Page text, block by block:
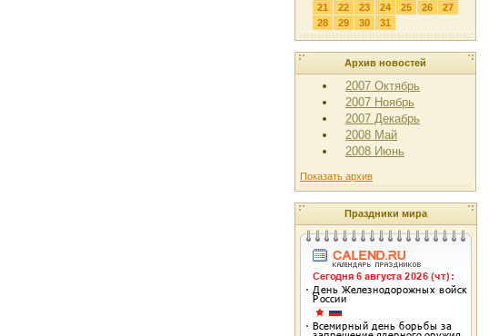
21
22 23 24 25 26
27
28
29 30 31
Архив новостей
2007 Октябрь
2007 Ноябрь
2007 Декабрь
2008 Май
2008 Июнь
Показать архив
Праздники мира